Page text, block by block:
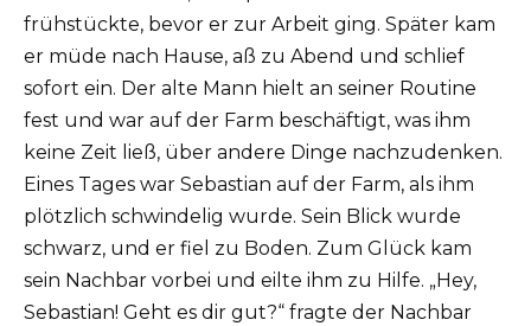
frühstückte, bevor er zur Arbeit ging. Später kam
er müde nach Hause, aß zu Abend und schlief
sofort ein. Der alte Mann hielt an seiner Routine
fest und war auf der Farm beschäftigt, was ihm
keine Zeit ließ, über andere Dinge nachzudenken.
Eines Tages war Sebastian auf der Farm, als ihm
plötzlich schwindelig wurde. Sein Blick wurde
schwarz, und er fiel zu Boden. Zum Glück kam
sein Nachbar vorbei und eilte ihm zu Hilfe. „Hey,
Sebastian! Geht es dir gut?“ fragte der Nachbar